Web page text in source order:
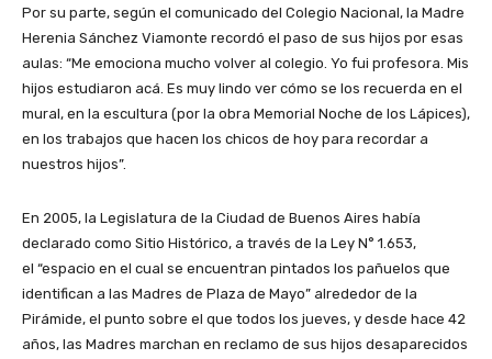
Por su parte, según el comunicado del Colegio Nacional, la Madre
Herenia Sánchez Viamonte recordó el paso de sus hijos por esas
aulas: “Me emociona mucho volver al colegio. Yo fui profesora. Mis
hijos estudiaron acá. Es muy lindo ver cómo se los recuerda en el
mural, en la escultura (por la obra Memorial Noche de los Lápices),
en los trabajos que hacen los chicos de hoy para recordar a
nuestros hijos”.
En 2005, la Legislatura de la Ciudad de Buenos Aires había
declarado como Sitio Histórico, a través de la Ley N° 1.653,
el “espacio en el cual se encuentran pintados los pañuelos que
identifican a las Madres de Plaza de Mayo” alrededor de la
Pirámide, el punto sobre el que todos los jueves, y desde hace 42
años, las Madres marchan en reclamo de sus hijos desaparecidos